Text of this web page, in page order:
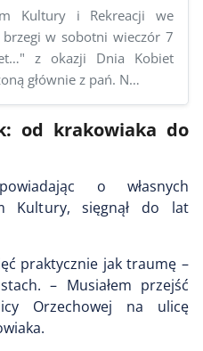
Kultury i Rekreacji we
brzegi w sobotni wieczór 7
z okazji Dnia Kobiet
głównie z pań. N…
od krakowiaka do
o własnych
Kultury, sięgnął do lat
praktycznie jak traumę –
– Musiałem przejść
Orzechowej na ulicę